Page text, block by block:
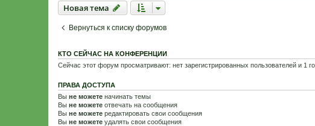
Новая тема
Новаятема
Вернуться к списку форумов
КТО СЕЙЧАС НА КОНФЕРЕНЦИИ
Сейчас этот форум просматривают: нет зарегистрированных пользователей и 1
ПРАВА ДОСТУПА
Вы не можете начинать темы
Вы не можете отвечать на сообщения
Вы не можете редактировать свои сообщения
Вы не можете удалять свои сообщения